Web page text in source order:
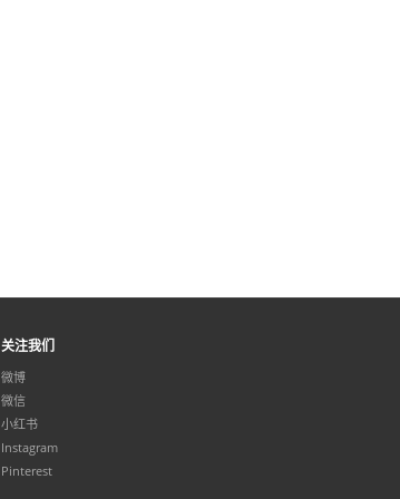
关注我们
微博
微信
小红书
Instagram
Pinterest